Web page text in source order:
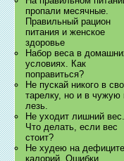
пропали месячные.
Правильный рацион
питания и женское
здоровье
Набор веса в
условиях. Как
поправиться?
Не пускай никого в
тарелку, но и в чужую
лезь.
Не уходит лишний вес.
Что делать, если вес
стоит?
Не худею на дефиците
калорий. Ошибки